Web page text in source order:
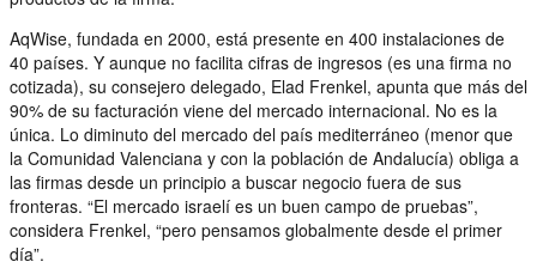
AqWise, fundada en 2000, está presente en 400 instalaciones de
40 países. Y aunque no facilita cifras de ingresos (es una firma no
cotizada), su consejero delegado, Elad Frenkel, apunta que más del
90% de su facturación viene del mercado internacional. No es la
única. Lo diminuto del mercado del país mediterráneo (menor que
la Comunidad Valenciana y con la población de Andalucía) obliga a
las firmas desde un principio a buscar negocio fuera de sus
fronteras. “El mercado israelí es un buen campo de pruebas”,
considera Frenkel, “pero pensamos globalmente desde el primer
día”.